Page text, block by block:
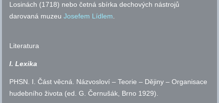
Losinách (1718) nebo četná sbírka dechových nástrojů
darovaná muzeuJosefem Lídlem.
Literatura
I. Lexika
PHSN. I. Část věcná. Názvosloví – Teorie – Dějiny – Organisace
hudebního života (ed. G. Černušák, Brno 1929).